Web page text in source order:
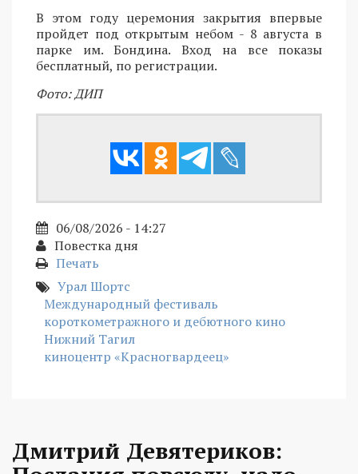
В этом году церемония закрытия впервые
пройдет под открытым небом - 8 августа в
парке им. Бондина. Вход на все показы
бесплатный, по регистрации.
Фото: ДИП
06/08/2026 - 14:27
Повестка дня
Печать
Урал Шортс
Международный фестиваль
короткометражного и дебютного кино
Нижний Тагил
киноцентр «Красногвардеец»
Дмитрий Девятериков: